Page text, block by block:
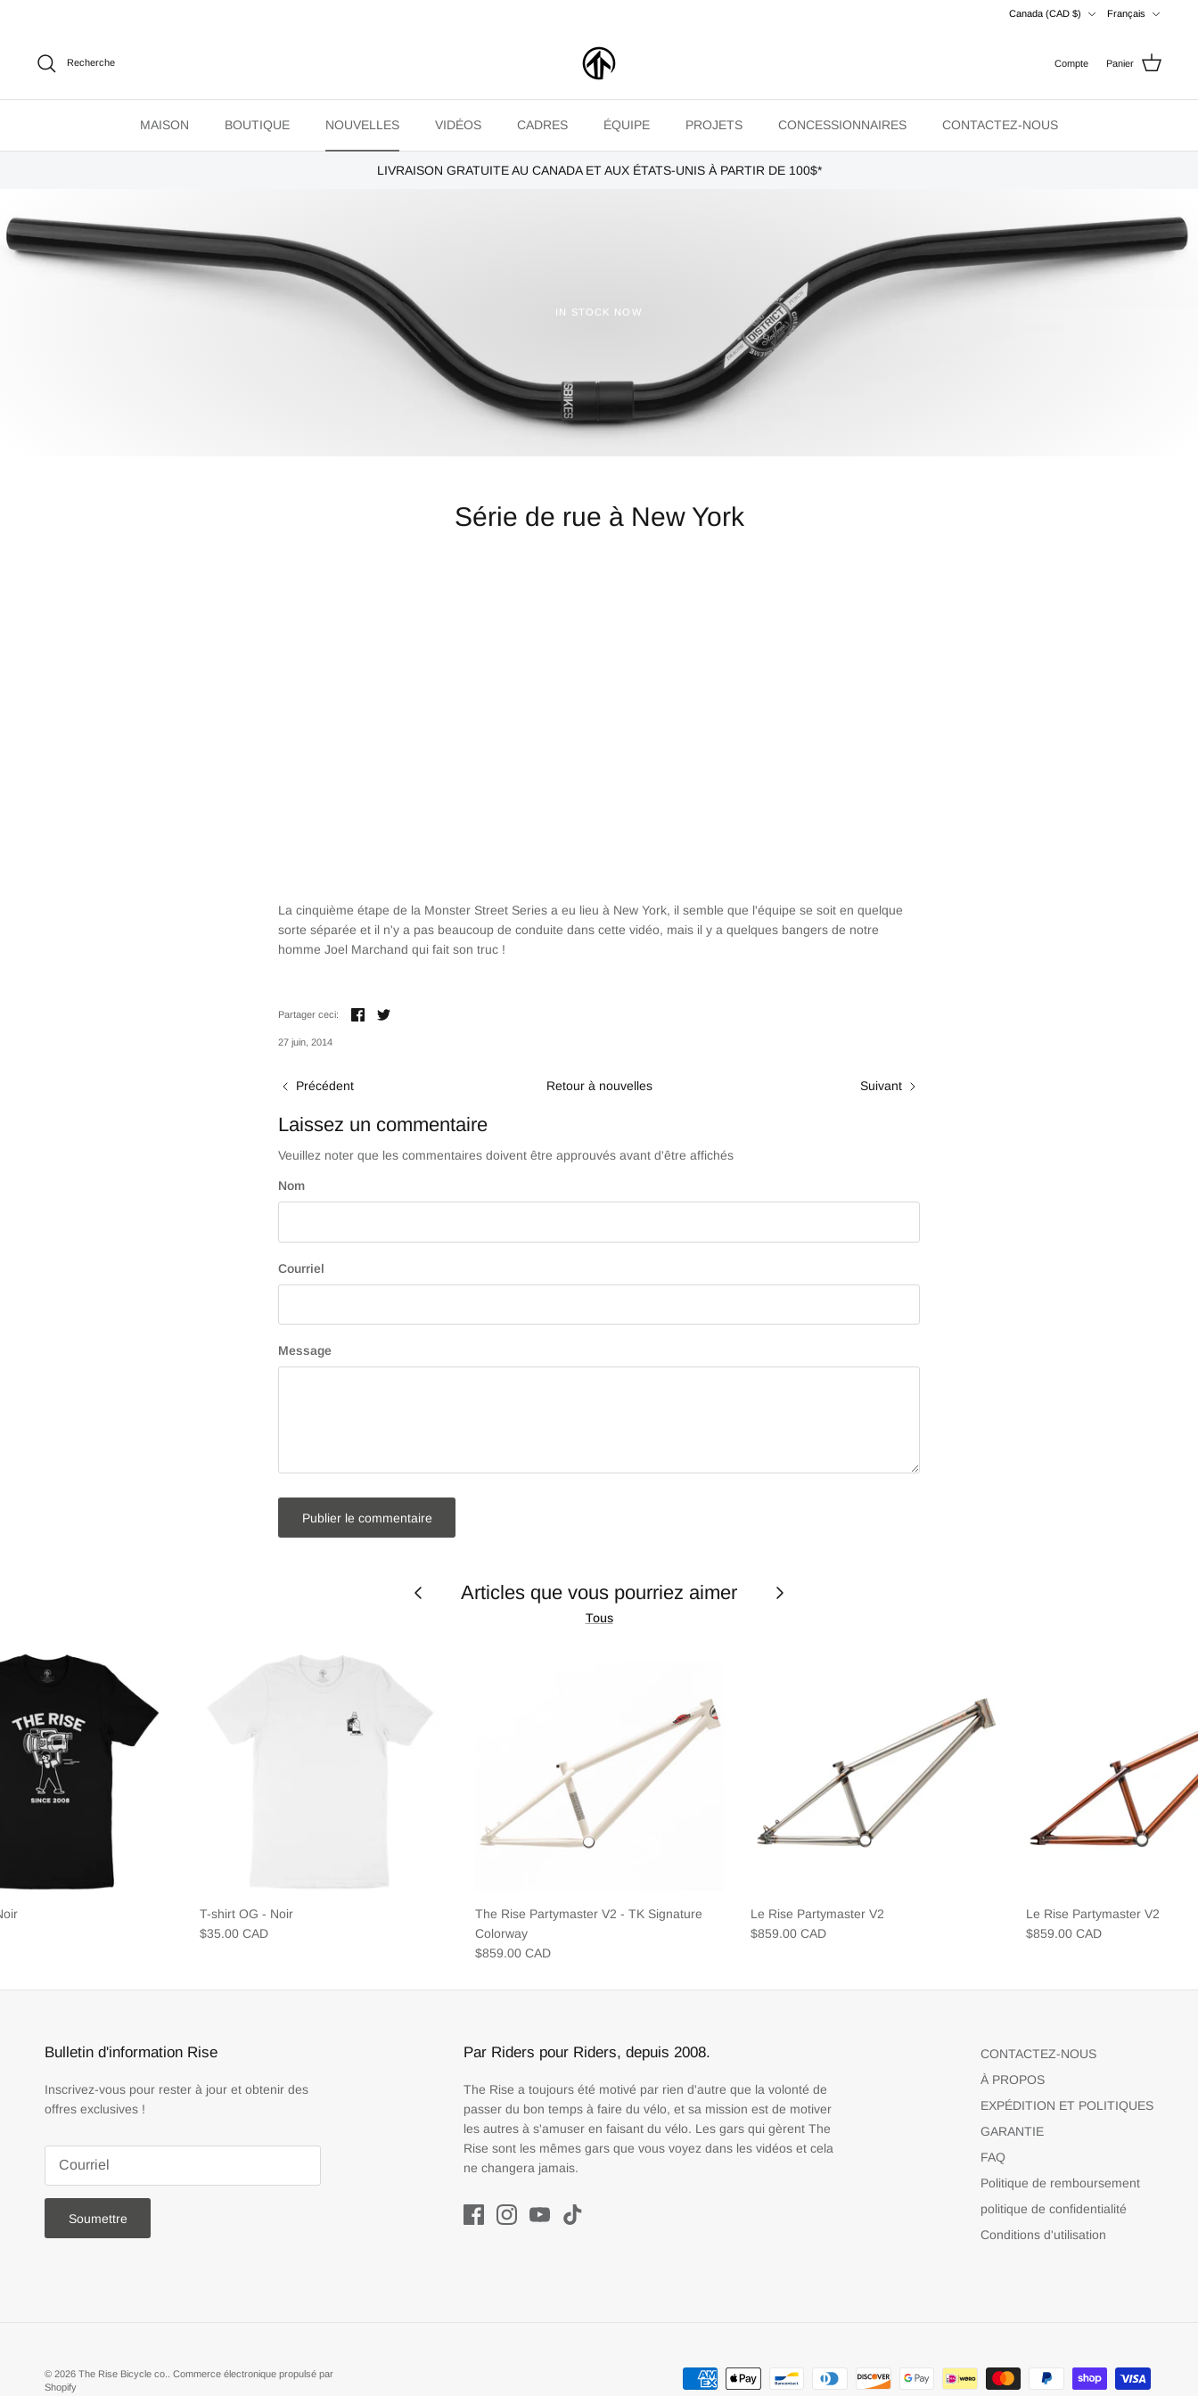
Canada (CAD $) Français
Recherche Compte Panier
MAISON BOUTIQUE NOUVELLES VIDÉOS CADRES ÉQUIPE PROJETS CONCESSIONNAIRES CONTACTEZ-NOUS
LIVRAISON GRATUITE AU CANADA ET AUX ÉTATS-UNIS À PARTIR DE 100$*
IN STOCK NOW
Série de rue à New York
La cinquième étape de la Monster Street Series a eu lieu à New York, il semble que l'équipe se soit en quelque
sorte séparée et il n'y a pas beaucoup de conduite dans cette vidéo, mais il y a quelques bangers de notre
homme Joel Marchand qui fait son truc !
Partager ceci: PartagerTweeter
27 juin, 2014
Précédent Retour à nouvelles Suivant
Laissez un commentaire
Veuillez noter que les commentaires doivent être approuvés avant d'être affichés
Nom
Courriel
Message
Publier le commentaire
Articles que vous pourriez aimer
Tous
T-shirt OG - Noir
$35.00 CAD
The Rise Partymaster V2 - TK Signature
Colorway
$859.00 CAD
Le Rise Partymaster V2
$859.00 CAD
Le Rise Partymaster V2
$859.00 CAD
Bulletin d'information Rise
Inscrivez-vous pour rester à jour et obtenir des
offres exclusives !
Soumettre
Par Riders pour Riders, depuis 2008.
The Rise a toujours été motivé par rien d'autre que la volonté de
passer du bon temps à faire du vélo, et sa mission est de motiver
les autres à s'amuser en faisant du vélo. Les gars qui gèrent The
Rise sont les mêmes gars que vous voyez dans les vidéos et cela
ne changera jamais.
CONTACTEZ-NOUS
À PROPOS
EXPÉDITION ET POLITIQUES
GARANTIE
FAQ
Politique de remboursement
politique de confidentialité
Conditions d'utilisation
© 2026 The Rise Bicycle co.. Commerce électronique propulsé par
Shopify